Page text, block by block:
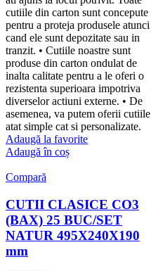
cutiile din carton sunt concepute
pentru a proteja produsele atunci
cand ele sunt depozitate sau in
tranzit. • Cutiile noastre sunt
produse din carton ondulat de
inalta calitate pentru a le oferi o
rezistenta superioara impotriva
diverselor actiuni externe. • De
asemenea, va putem oferii cutiile
atat simple cat si personalizate.
Adaugă la favorite
Adaugă în coș
Compară
CUTII CLASICE CO3
(BAX) 25 BUC/SET
NATUR 495X240X190
mm